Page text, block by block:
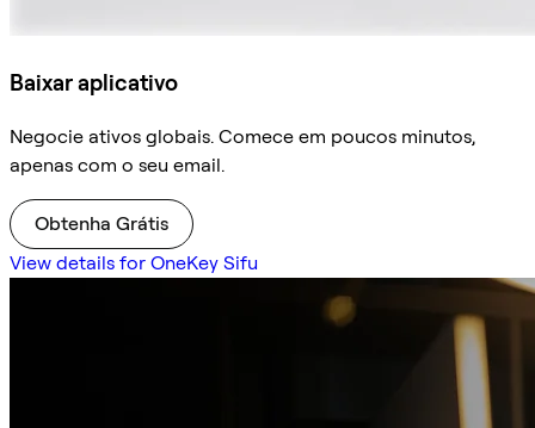
Baixar aplicativo
Negocie ativos globais. Comece em poucos minutos,
apenas com o seu email.
Obtenha Grátis
View details for OneKey Sifu